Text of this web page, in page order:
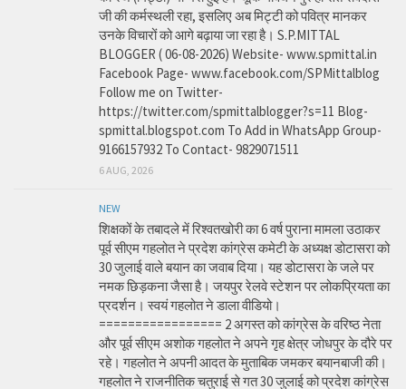
जी की कर्मस्थली रहा, इसलिए अब मिट्टी को पवित्र मानकर
उनके विचारों को आगे बढ़ाया जा रहा है। S.P.MITTAL
BLOGGER ( 06-08-2026) Website- www.spmittal.in
Facebook Page- www.facebook.com/SPMittalblog
Follow me on Twitter-
https://twitter.com/spmittalblogger?s=11 Blog-
spmittal.blogspot.com To Add in WhatsApp Group-
9166157932 To Contact- 9829071511
6 AUG, 2026
NEW
शिक्षकों के तबादले में रिश्वतखोरी का 6 वर्ष पुराना मामला उठाकर
पूर्व सीएम गहलोत ने प्रदेश कांग्रेस कमेटी के अध्यक्ष डोटासरा को
30 जुलाई वाले बयान का जवाब दिया। यह डोटासरा के जले पर
नमक छिड़कना जैसा है। जयपुर रेलवे स्टेशन पर लोकप्रियता का
प्रदर्शन। स्वयं गहलोत ने डाला वीडियो।
================= 2 अगस्त को कांग्रेस के वरिष्ठ नेता
और पूर्व सीएम अशोक गहलोत ने अपने गृह क्षेत्र जोधपुर के दौरे पर
रहे। गहलोत ने अपनी आदत के मुताबिक जमकर बयानबाजी की।
गहलोत ने राजनीतिक चतुराई से गत 30 जुलाई को प्रदेश कांग्रेस